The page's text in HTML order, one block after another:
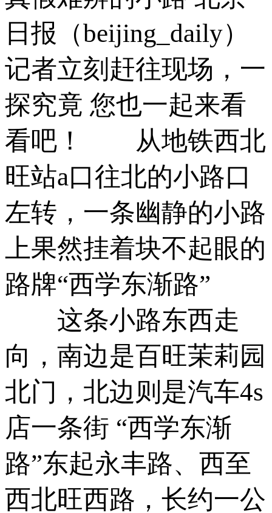
日报（beijing_daily）
记者立刻赶往现场，一
探究竟 您也一起来看
看吧！­ 从地铁西北
旺站a口往北的小路口
左转，一条幽静的小路
上果然挂着块不起眼的
路牌“西学东渐路”
­ 这条小路东西走
向，南边是百旺茉莉园
北门，北边则是汽车4s
店一条街 “西学东渐
路”东起永丰路、西至
西北旺西路，长约一公